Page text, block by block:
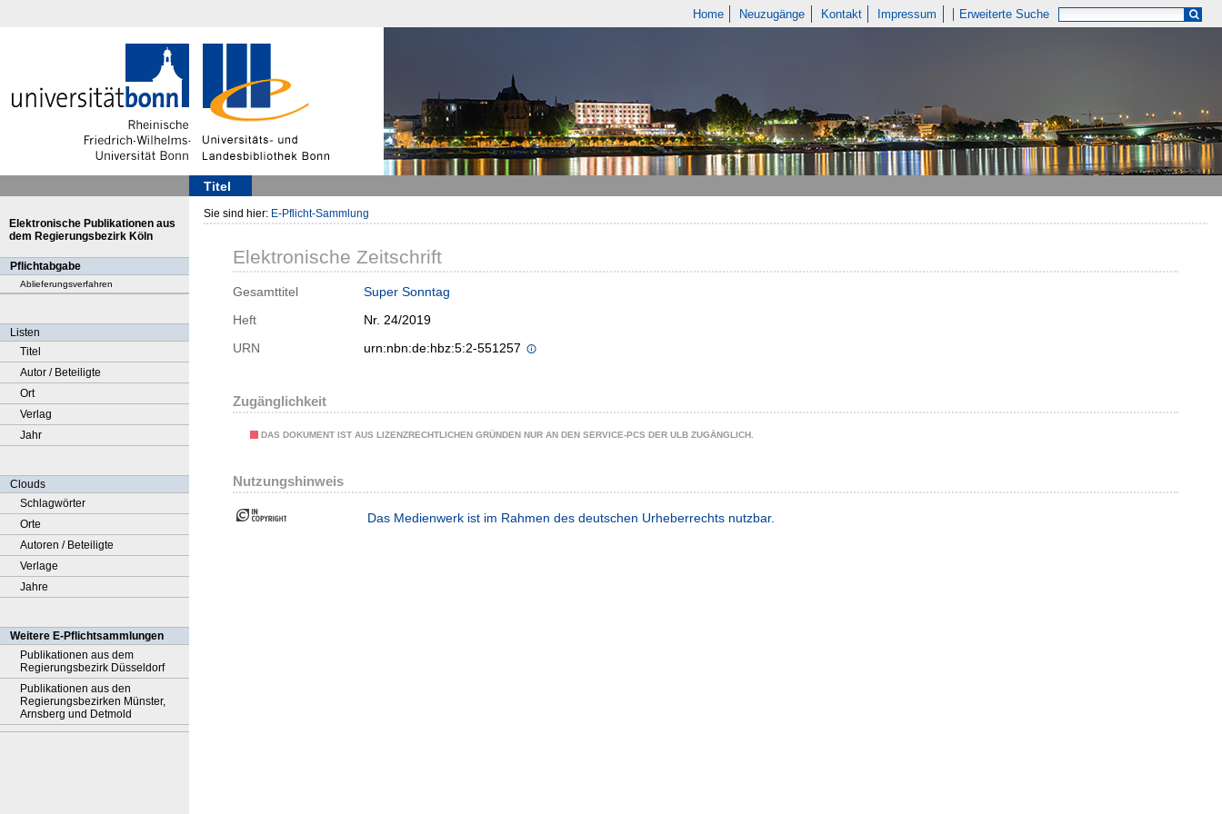
Home Neuzugänge Kontakt Impressum Erweiterte Suche
Titel
Elektronische Publikationen aus
dem Regierungsbezirk Köln
Pflichtabgabe
Ablieferungsverfahren
Listen
Titel
Autor / Beteiligte
Ort
Verlag
Jahr
Clouds
Schlagwörter
Orte
Autoren / Beteiligte
Verlage
Jahre
Weitere E-Pflichtsammlungen
Publikationen aus dem
Regierungsbezirk Düsseldorf
Publikationen aus den
Regierungsbezirken Münster,
Arnsberg und Detmold
Sie sind hier: E-Pflicht-Sammlung
Elektronische Zeitschrift
Gesamttitel
Super Sonntag
Heft
Nr. 24/2019
URN
urn:nbn:de:hbz:5:2-551257
Zugänglichkeit
DAS DOKUMENT IST AUS LIZENZRECHTLICHEN GRÜNDEN NUR AN DEN SERVICE-PCS DER ULB ZUGÄNGLICH.
Nutzungshinweis
Das Medienwerk ist im Rahmen des deutschen Urheberrechts nutzbar.